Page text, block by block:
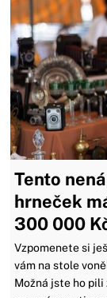
Tento
hrneček
300 000
Vzpomenete si
vám na stole
Možná jste ho pili